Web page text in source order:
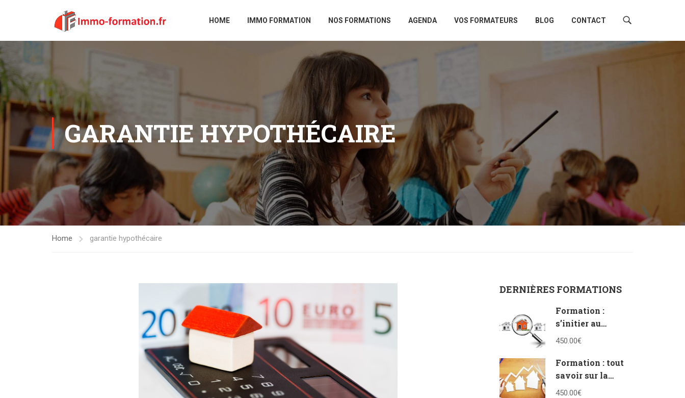
HOME IMMO FORMATION NOS FORMATIONS AGENDA VOS FORMATEURS BLOG CONTACT
GARANTIE HYPOTHÉCAIRE
Home garantie hypothécaire
DERNIÈRES FORMATIONS
Formation :
s’initier au
vocabulaire de
450.00€
Formation : tout
savoir sur la
vente en bloc et à
450.00€